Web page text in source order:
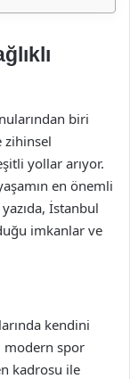
biri
zihinsel
yollar arıyor.
en önemli
İstanbul
imkanlar ve
kendini
modern spor
kadrosu ile